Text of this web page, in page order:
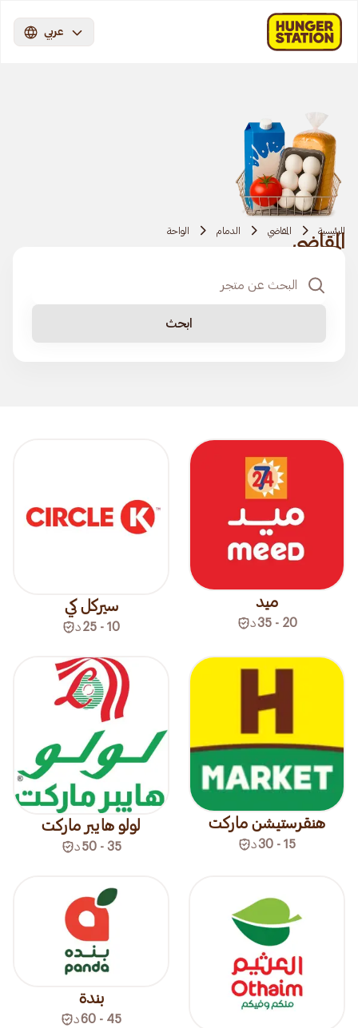
عربي
الرئيسية المقاضي الدمام الواحة
المقاضي
ابحث
ميد
20 - 35 د
سيركل كي
10 - 25 د
هنقرستيشن ماركت
15 - 30 د
لولو هايبر ماركت
35 - 50 د
بندة
45 - 60 د